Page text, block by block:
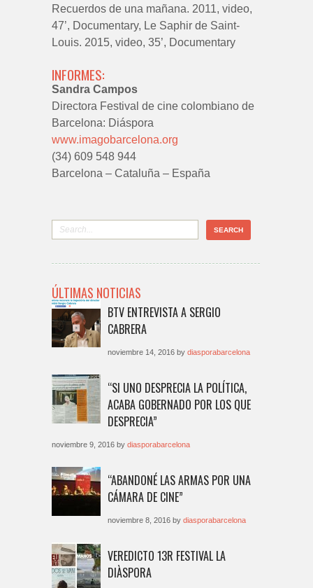
Recuerdos de una mañana. 2011, video,
47’, Documentary, Le Saphir de Saint-
Louis. 2015, video, 35’, Documentary
INFORMES:
Sandra Campos
Directora Festival de cine colombiano de
Barcelona: Diáspora
www.imagobarcelona.org
(34) 609 548 944
Barcelona – Cataluña – España
ÚLTIMAS NOTICIAS
BTV ENTREVISTA A SERGIO
CABRERA
noviembre 14, 2016 by diasporabarcelona
“SI UNO DESPRECIA LA POLÍTICA,
ACABA GOBERNADO POR LOS QUE
DESPRECIA”
noviembre 9, 2016 by diasporabarcelona
“ABANDONÉ LAS ARMAS POR UNA
CÁMARA DE CINE”
noviembre 8, 2016 by diasporabarcelona
VEREDICTO 13R FESTIVAL LA
DIÀSPORA